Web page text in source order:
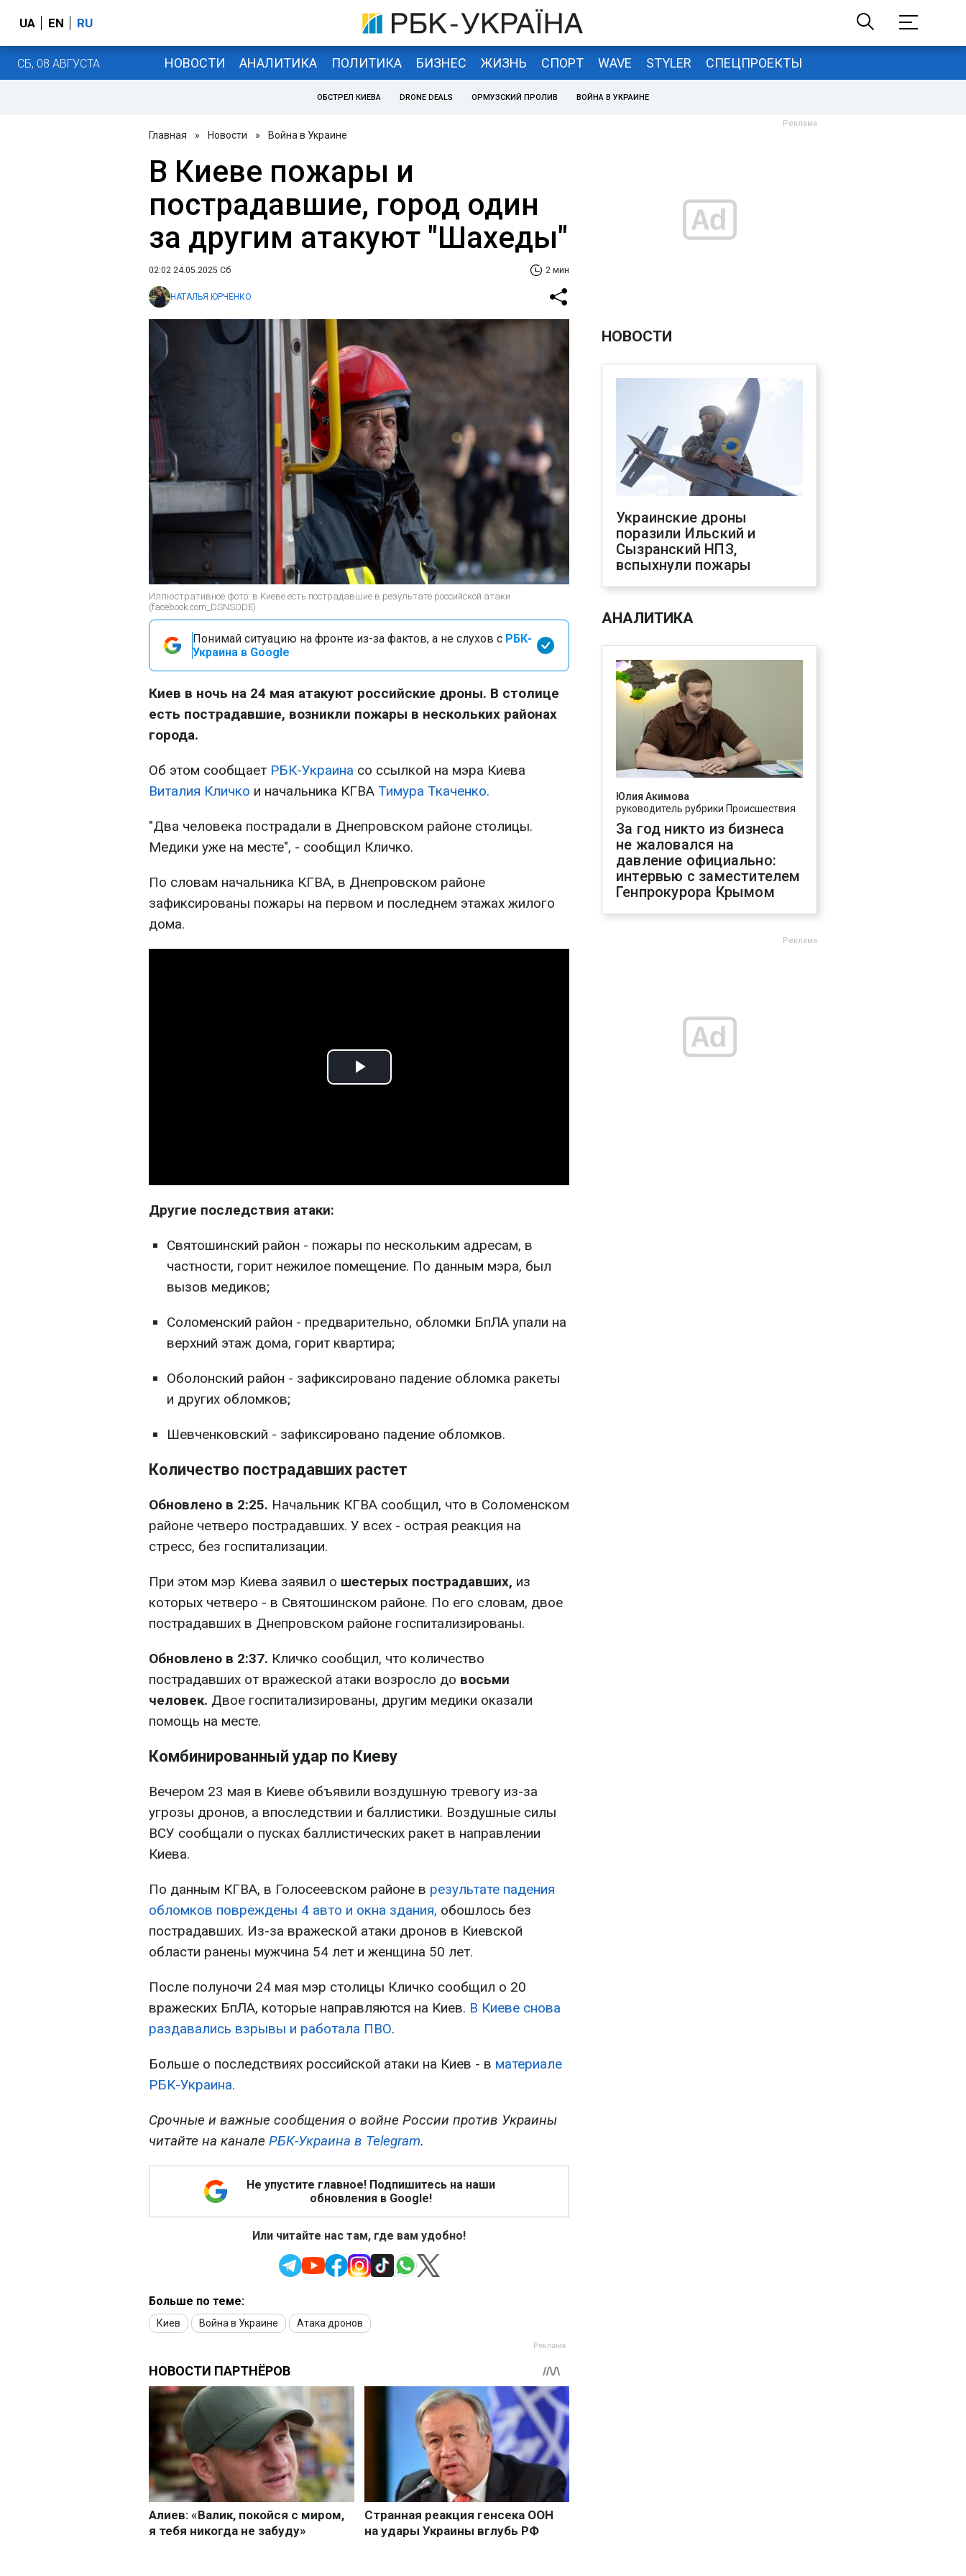
UA EN RU
СБ, 08 АВГУСТА НОВОСТИ АНАЛИТИКА ПОЛИТИКА БИЗНЕС ЖИЗНЬ СПОРТ WAVE STYLER СПЕЦПРОЕКТЫ
ОБСТРЕЛ КИЕВА DRONE DEALS ОРМУЗСКИЙ ПРОЛИВ ВОЙНА В УКРАИНЕ
Главная » Новости » Война в Украине
В Киеве пожары и
пострадавшие, город один
за другим атакуют "Шахеды"
02:02 24.05.2025 Сб 2 мин
НАТАЛЬЯ ЮРЧЕНКО
Иллюстративное фото: в Киеве есть пострадавшие в результате российской атаки
(facebook.com_DSNSODE)
Понимай ситуацию на фронте из-за фактов, а не слухов с РБК-
Украина в Google
Киев в ночь на 24 мая атакуют российские дроны. В столице
есть пострадавшие, возникли пожары в нескольких районах
города.
Об этом сообщает РБК-Украина со ссылкой на мэра Киева
Виталия Кличко и начальника КГВА Тимура Ткаченко.
"Два человека пострадали в Днепровском районе столицы.
Медики уже на месте", - сообщил Кличко.
По словам начальника КГВА, в Днепровском районе
зафиксированы пожары на первом и последнем этажах жилого
дома.
Play
Другие последствия атаки:
Святошинский район - пожары по нескольким адресам, в
частности, горит нежилое помещение. По данным мэра, был
вызов медиков;
Соломенский район - предварительно, обломки БпЛА упали на
верхний этаж дома, горит квартира;
Оболонский район - зафиксировано падение обломка ракеты
и других обломков;
Шевченковский - зафиксировано падение обломков.
Количество пострадавших растет
Обновлено в 2:25. Начальник КГВА сообщил, что в Соломенском
районе четверо пострадавших. У всех - острая реакция на
стресс, без госпитализации.
При этом мэр Киева заявил о шестерых пострадавших, из
которых четверо - в Святошинском районе. По его словам, двое
пострадавших в Днепровском районе госпитализированы.
Обновлено в 2:37. Кличко сообщил, что количество
пострадавших от вражеской атаки возросло до восьми
человек. Двое госпитализированы, другим медики оказали
помощь на месте.
Комбинированный удар по Киеву
Вечером 23 мая в Киеве объявили воздушную тревогу из-за
угрозы дронов, а впоследствии и баллистики. Воздушные силы
ВСУ сообщали о пусках баллистических ракет в направлении
Киева.
По данным КГВА, в Голосеевском районе в результате падения
обломков повреждены 4 авто и окна здания, обошлось без
пострадавших. Из-за вражеской атаки дронов в Киевской
области ранены мужчина 54 лет и женщина 50 лет.
После полуночи 24 мая мэр столицы Кличко сообщил о 20
вражеских БпЛА, которые направляются на Киев. В Киеве снова
раздавались взрывы и работала ПВО.
Больше о последствиях российской атаки на Киев - в материале
РБК-Украина.
Срочные и важные сообщения о войне России против Украины
читайте на канале РБК-Украина в Telegram.
Не упустите главное! Подпишитесь на наши
обновления в Google!
Или читайте нас там, где вам удобно!
Больше по теме:
Киев Война в Украине Атака дронов
НОВОСТИ
Украинские дроны
поразили Ильский и
Сызранский НПЗ,
вспыхнули пожары
АНАЛИТИКА
Юлия Акимова
руководитель рубрики Происшествия
За год никто из бизнеса
не жаловался на
давление официально:
интервью с заместителем
Генпрокурора Крымом